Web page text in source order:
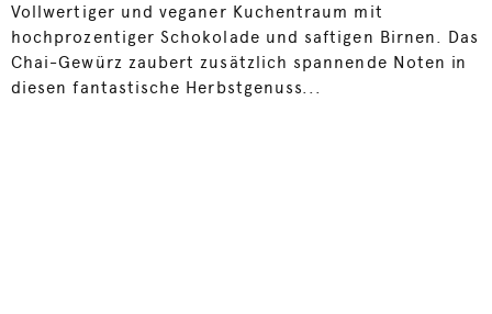
Vollwertiger und veganer Kuchentraum mit
hochprozentiger Schokolade und saftigen Birnen. Das
Chai-Gewürz zaubert zusätzlich spannende Noten in
diesen fantastische Herbstgenuss...